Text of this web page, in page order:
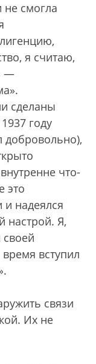
не смогла
я считаю,
—
сделаны
году
добровольно),
что-
это
надеялся
настрой. Я,
вступил
связи
Их не